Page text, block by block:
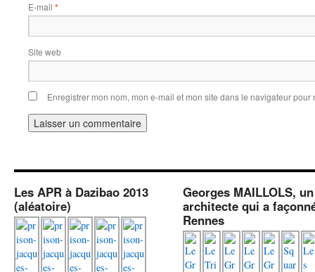
E-mail *
Site web
Enregistrer mon nom, mon e-mail et mon site dans le navigateur
Les APR à Dazibao 2013
(aléatoire)
Georges MAILLOLS, un
architecte qui a
Rennes